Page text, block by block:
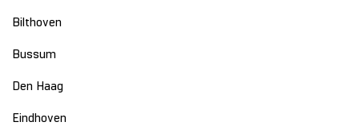
Bilthoven
Bussum
Den Haag
Eindhoven